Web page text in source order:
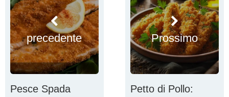
precedente
Pesce Spada
Prossimo
Petto di Pollo: